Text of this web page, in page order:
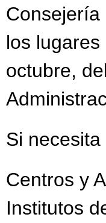
Consejería
los
octubre,
Si
Centros y
Institutos